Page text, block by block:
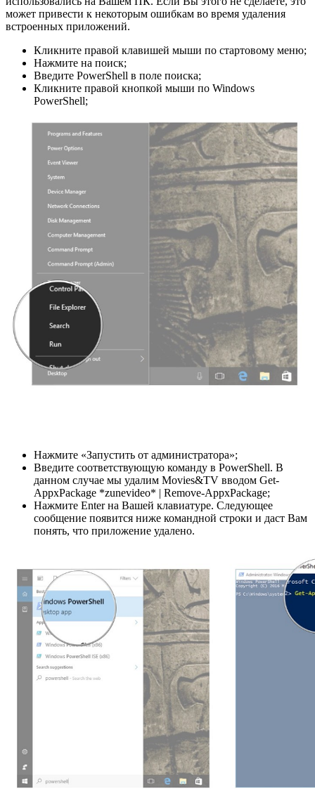
может привести к некоторым ошибкам во время удаления
встроенных приложений.
Кликните правой клавишей мыши по стартовому меню;
Нажмите на поиск;
Введите PowerShell в поле поиска;
Кликните правой кнопкой мыши по Windows
PowerShell;
Нажмите «Запустить от администратора»;
Введите соответствующую команду в PowerShell. В
данном случае мы удалим Movies&TV вводом Get-
AppxPackage *zunevideo* | Remove-AppxPackage;
Нажмите Enter на Вашей клавиатуре. Следующее
сообщение появится ниже командной строки и даст Вам
понять, что приложение удалено.